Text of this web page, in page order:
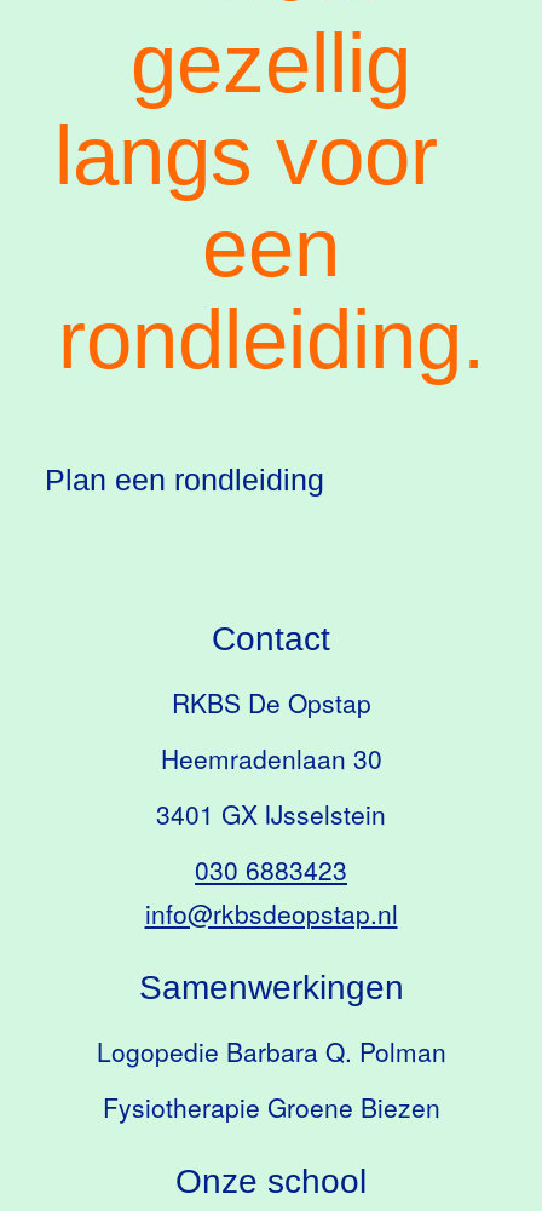
gezellig
langs voor
een
rondleiding.
Plan een rondleiding
Onze school
Samenwerkingen
Logopedie Barbara Q. Polman
Fysiotherapie Groene Biezen
Contact
RKBS De Opstap
Heemradenlaan 30
3401 GX IJsselstein
030 6883423
info@rkbsdeopstap.nl